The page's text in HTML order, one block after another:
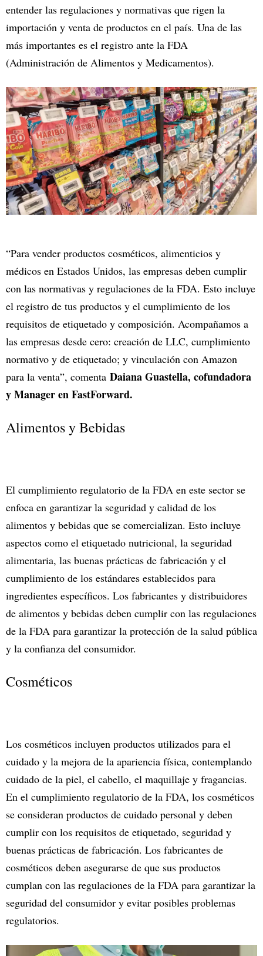
entender las regulaciones y normativas que rigen la
importación y venta de productos en el país. Una de las
más importantes es el registro ante la FDA
(Administración de Alimentos y Medicamentos).
“Para vender productos cosméticos, alimenticios y
médicos en Estados Unidos, las empresas deben cumplir
con las normativas y regulaciones de la FDA. Esto incluye
el registro de tus productos y el cumplimiento de los
requisitos de etiquetado y composición. Acompañamos a
las empresas desde cero: creación de LLC, cumplimiento
normativo y de etiquetado; y vinculación con Amazon
para la venta”, comenta Daiana Guastella, cofundadora
y Manager en FastForward.
Alimentos y Bebidas
El cumplimiento regulatorio de la FDA en este sector se
enfoca en garantizar la seguridad y calidad de los
alimentos y bebidas que se comercializan. Esto incluye
aspectos como el etiquetado nutricional, la seguridad
alimentaria, las buenas prácticas de fabricación y el
cumplimiento de los estándares establecidos para
ingredientes específicos. Los fabricantes y distribuidores
de alimentos y bebidas deben cumplir con las regulaciones
de la FDA para garantizar la protección de la salud pública
y la confianza del consumidor.
Cosméticos
Los cosméticos incluyen productos utilizados para el
cuidado y la mejora de la apariencia física, contemplando
cuidado de la piel, el cabello, el maquillaje y fragancias.
En el cumplimiento regulatorio de la FDA, los cosméticos
se consideran productos de cuidado personal y deben
cumplir con los requisitos de etiquetado, seguridad y
buenas prácticas de fabricación. Los fabricantes de
cosméticos deben asegurarse de que sus productos
cumplan con las regulaciones de la FDA para garantizar la
seguridad del consumidor y evitar posibles problemas
regulatorios.